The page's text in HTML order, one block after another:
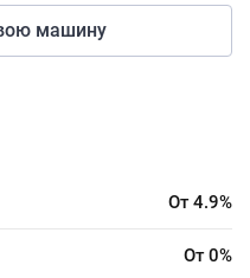
машину
От 4.9%
От 0%